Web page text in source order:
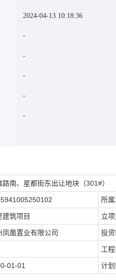
2024-04-13 10:18:36
路南、星都街东出让地块（301#）
所
建筑项目 立
凤凰置业有限公司 投
工
01-01 计